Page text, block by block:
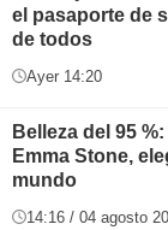
el pasaporte de
de todos
Ayer 14:20
Belleza del 95
Emma Stone,
mundo
14:16 / 04 agosto